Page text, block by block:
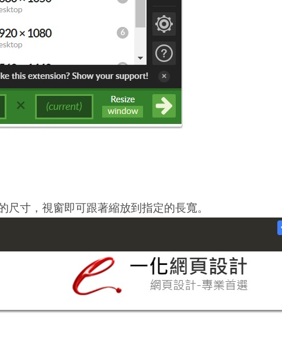
尺寸，視窗即可跟著縮放到指定的長寬。